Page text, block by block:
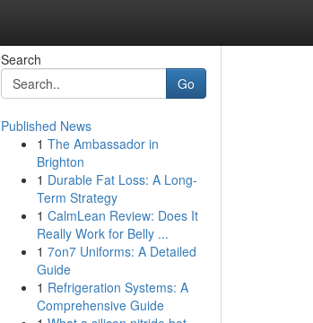
Search
Go
Published News
1 The Ambassador in
Brighton
1 Durable Fat Loss: A Long-
Term Strategy
1 CalmLean Review: Does It
Really Work for Belly ...
1 7on7 Uniforms: A Detailed
Guide
1 Refrigeration Systems: A
Comprehensive Guide